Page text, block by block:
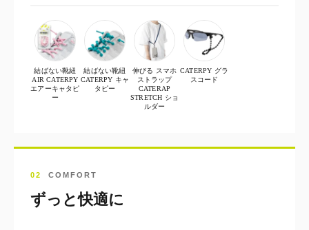
結ばない靴紐
AIR CATERPY
エアーキャタピ
ー
結ばない靴紐
CATERPY キャ
タピー
伸びる スマホ
ストラップ
CATERAP
STRETCH ショ
ルダー
CATERPY グラ
スコード
02 COMFORT
ずっと快適に